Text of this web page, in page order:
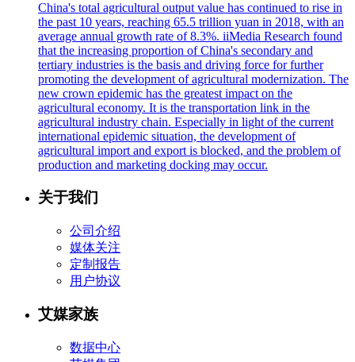
China's total agricultural output value has continued to rise in
the past 10 years, reaching 65.5 trillion yuan in 2018, with an
average annual growth rate of 8.3%. iiMedia Research found
that the increasing proportion of China's secondary and
tertiary industries is the basis and driving force for further
promoting the development of agricultural modernization. The
new crown epidemic has the greatest impact on the
agricultural economy. It is the transportation link in the
agricultural industry chain. Especially in light of the current
international epidemic situation, the development of
agricultural import and export is blocked, and the problem of
production and marketing docking may occur.
关于我们
公司介绍
媒体关注
定制报告
用户协议
艾媒家族
数据中心